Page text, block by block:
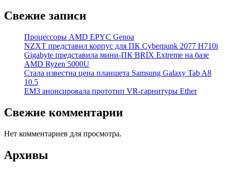
Свежие записи
Процессоры AMD EPYC Genoa
NZXT представил корпус для ПК Cyberpunk 2077 H710i
Gigabyte представила мини-ПК BRIX Extreme на базе
AMD Ryzen 5000U
Стала известна цена планшета Samsung Galaxy Tab A8
10.5
EM3 анонсировала прототип VR-гарнитуры Ether
Свежие комментарии
Нет комментариев для просмотра.
Архивы